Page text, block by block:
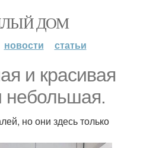
ДОМ
новости статьи
и красивая
небольшая.
но они здесь только